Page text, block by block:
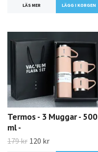
LÄS MER
Termos - 3 Muggar - 500
ml -
179 kr 120 kr